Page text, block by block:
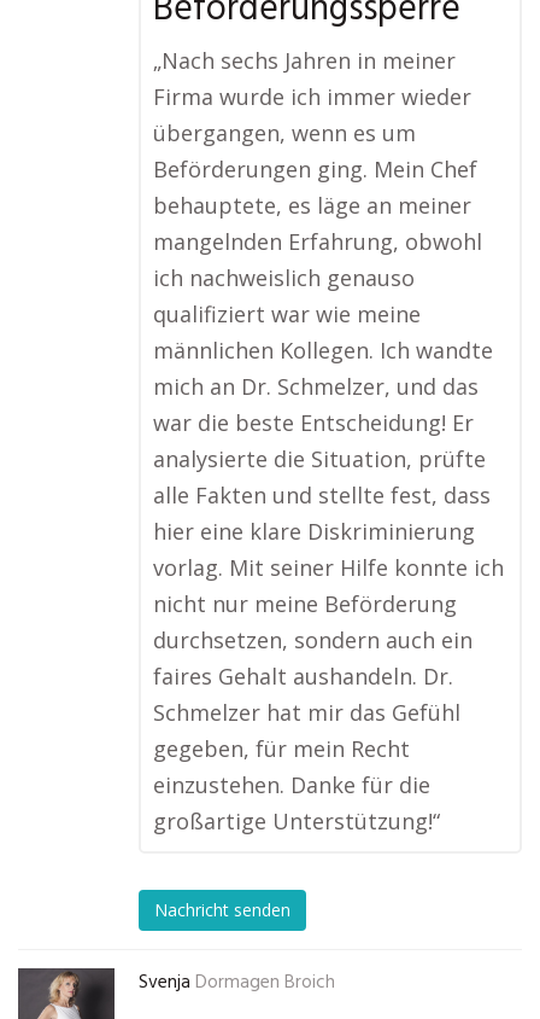
„Nach sechs Jahren in meiner
Firma wurde ich immer wieder
übergangen, wenn es um
Beförderungen ging. Mein Chef
behauptete, es läge an meiner
mangelnden Erfahrung, obwohl
ich nachweislich genauso
qualifiziert war wie meine
männlichen Kollegen. Ich wandte
mich an Dr. Schmelzer, und das
war die beste Entscheidung! Er
analysierte die Situation, prüfte
alle Fakten und stellte fest, dass
hier eine klare Diskriminierung
vorlag. Mit seiner Hilfe konnte ich
nicht nur meine Beförderung
durchsetzen, sondern auch ein
faires Gehalt aushandeln. Dr.
Schmelzer hat mir das Gefühl
gegeben, für mein Recht
einzustehen. Danke für die
großartige Unterstützung!“
Nachricht senden
Svenja Dormagen Broich